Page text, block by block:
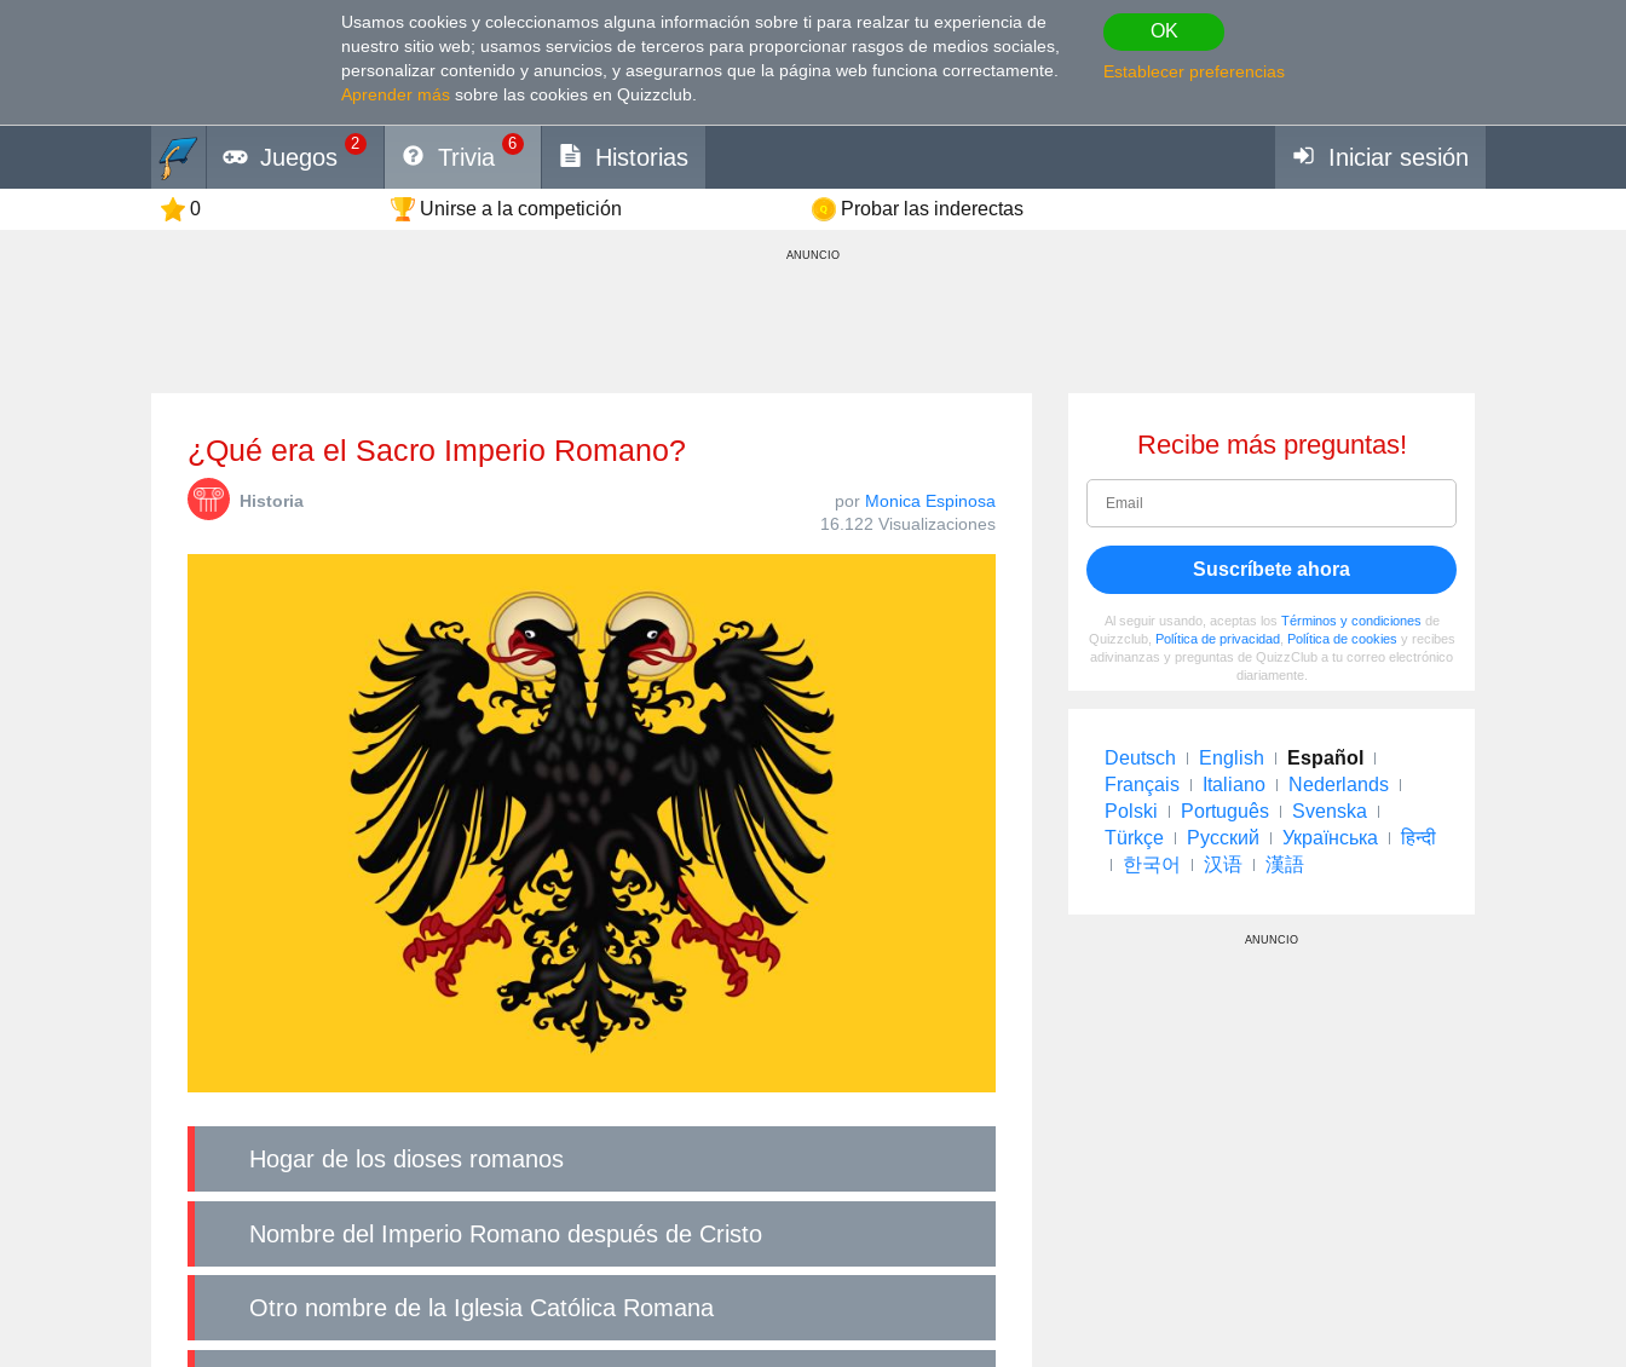
Usamos cookies y coleccionamos alguna información sobre ti para realzar tu experiencia de
nuestro sitio web; usamos servicios de terceros para proporcionar rasgos de medios sociales,
personalizar contenido y anuncios, y asegurarnos que la página web funciona correctamente.
Aprender más sobre las cookies en Quizzclub.
OK
Establecer preferencias
Juegos
2
Trivia
6
Historias Iniciar sesión
0 Unirse a la competición Probar las inderectas
ANUNCIO
¿Qué era el Sacro Imperio Romano?
Historia por Monica Espinosa
16.122 Visualizaciones
Hogar de los dioses romanos
Nombre del Imperio Romano después de Cristo
Otro nombre de la Iglesia Católica Romana
Recibe más preguntas!
Suscríbete ahora
Al seguir usando, aceptas los Términos y condiciones de
Quizzclub, Política de privacidad, Política de cookies y recibes
adivinanzas y preguntas de QuizzClub a tu correo electrónico
diariamente.
Deutsch English
Español
Français
Italiano
Nederlands
Polski
Português
Svenska
Türkçe
Русский Українська
हिन्दी
한국어
汉语 漢語
ANUNCIO